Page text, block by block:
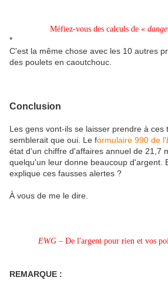
Méfiez-vous des calculs de «
*
C'est la même chose avec les 10 autres
des poulets en caoutchouc.
Conclusion
Les gens vont-ils se laisser prendre à ces
semblerait que oui. Le formulaire 990 de l'
état d'un chiffre d'affaires annuel de 21,7
quelqu'un leur donne beaucoup d'argent.
explique ces fausses alertes ?
À vous de me le dire.
EWG– De l'argent pour rien et vos
REMARQUE :